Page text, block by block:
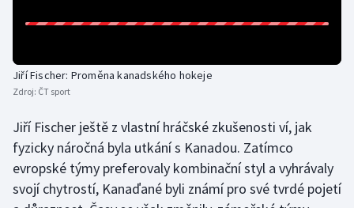
Házená
Jezdectví
Judo
Krasobruslení
Jiří Fischer: Proměna kanadského hokeje
Zdroj: ČT sport
Jiří Fischer ještě z vlastní hráčské zkušenosti ví, jak
fyzicky náročná byla utkání s Kanadou. Zatímco
evropské týmy preferovaly kombinační styl a vyhrávaly
svojí chytrostí, Kanaďané byli známí pro své tvrdé pojetí